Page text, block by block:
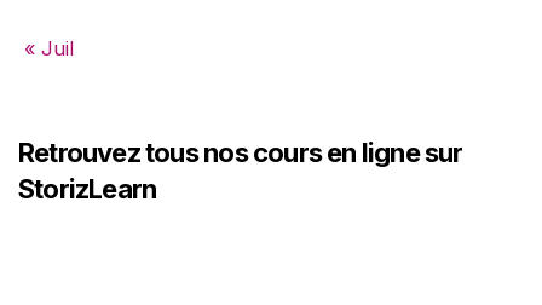
« Juil
Retrouvez tous nos cours en ligne sur
StorizLearn